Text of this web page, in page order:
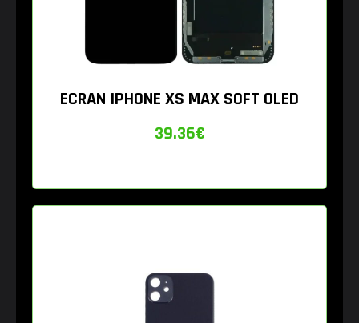
ECRAN IPHONE XS MAX SOFT OLED
39.36€